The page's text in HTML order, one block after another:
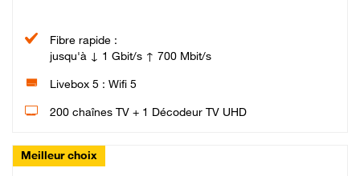
Fibre rapide :
jusqu'à ↓ 1 Gbit/s ↑ 700 Mbit/s
Livebox 5 : Wifi 5
200 chaînes TV + 1 Décodeur TV UHD
Meilleur choix